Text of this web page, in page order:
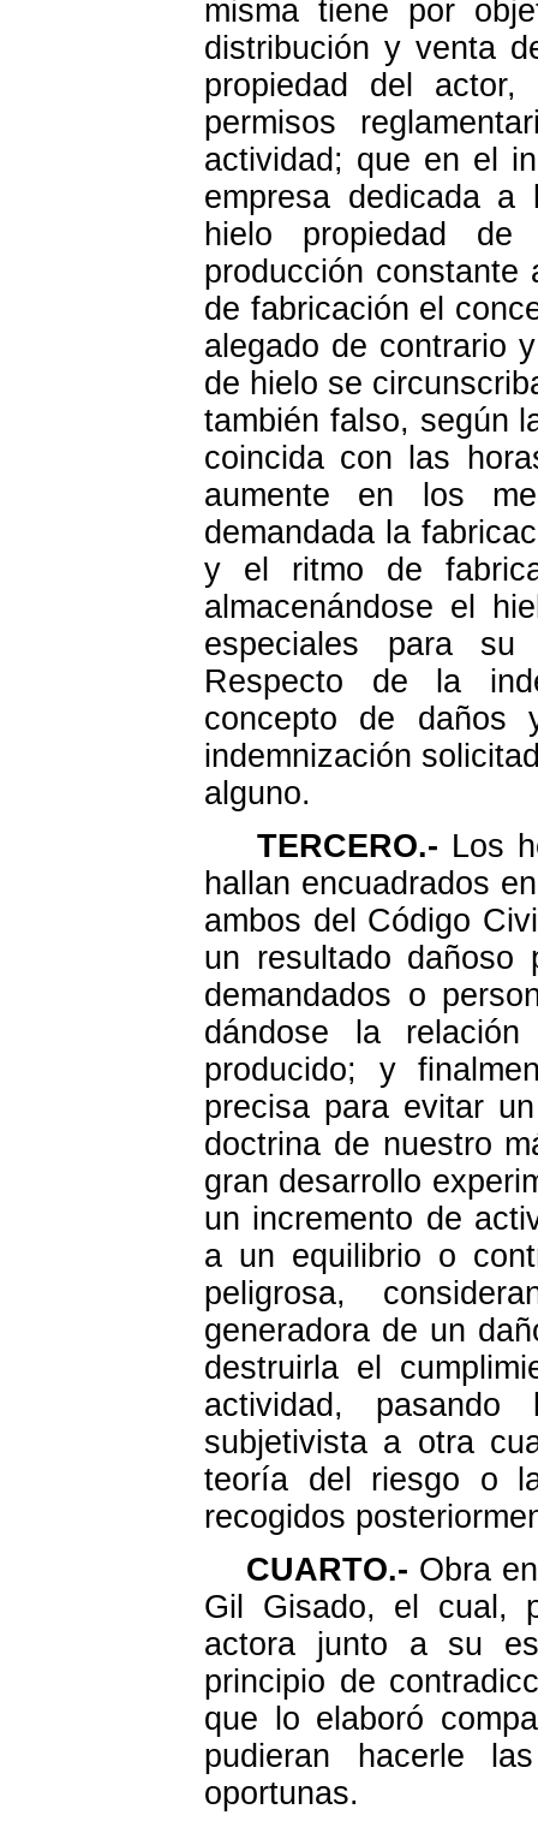
misma tiene por
distribución y venta
propiedad del
permisos
actividad; que en el
empresa dedicada
hielo propiedad
producción
de fabricación el
alegado de contrario
de hielo se
también falso, según
coincida con las
aumente en los
demandada la
y el ritmo de
almacenándose el
especiales para su
Respecto de la
concepto de daños
indemnización
alguno.
TERCERO.- Los
hallan encuadrados
ambos del Código
un resultado dañoso
demandados o
dándose la
producido; y
precisa para evitar
doctrina de nuestro
gran desarrollo
un incremento de
a un equilibrio o
peligrosa,
generadora de un
destruirla el
actividad,
subjetivista a otra
teoría del riesgo o
recogidos
CUARTO.- Obra
Gil Gisado, el cual,
actora junto a su
principio de
que lo elaboró
pudieran hacerle
oportunas.